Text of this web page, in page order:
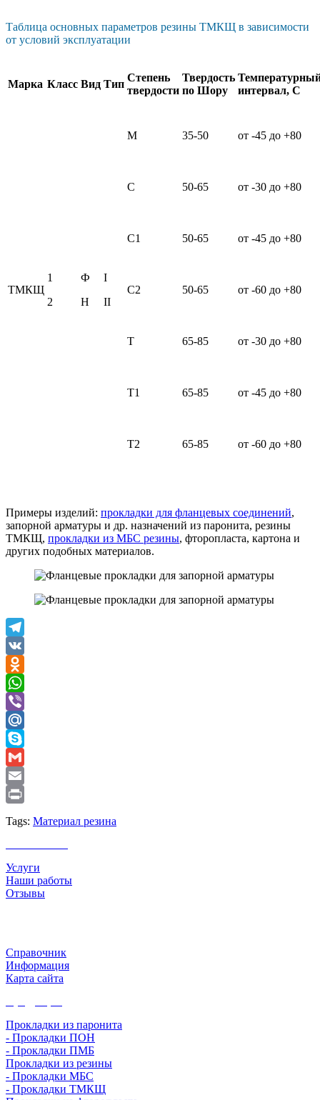
Таблица основных параметров резины ТМКЩ в зависимости
от условий эксплуатации
Марка Класс Вид Тип
Степень
твердости
Твердость
по Шору
интервал, С
ТМКЩ
1
2
Ф
Н
I
II
М 35-50 от -45 до +80
С 50-65 от -30 до +80
С1 50-65 от -45 до +80
С2 50-65 от -60 до +80
Т 65-85 от -30 до +80
Т1 65-85 от -45 до +80
Т2 65-85 от -60 до +80
Примеры изделий: прокладки для фланцевых соединений,
запорной арматуры и др. назначений из паронита, резины
ТМКЩ, прокладки из МБС резины, фторопласта, картона и
других подобных материалов.
Telegram
VK
Odnoklassniki
WhatsApp
Viber
Mail.Ru
Skype
Gmail
Email
Tags: Материал резина
Услуги
Наши работы
Отзывы
Справочник
Информация
Карта сайта
Прокладки из паронита
- Прокладки ПОН
- Прокладки ПМБ
Прокладки из резины
- Прокладки МБС
- Прокладки ТМКЩ